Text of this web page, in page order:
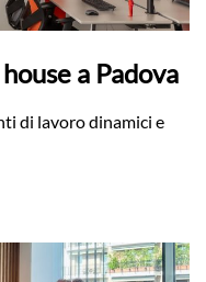
a Padova
di lavoro dinamici e